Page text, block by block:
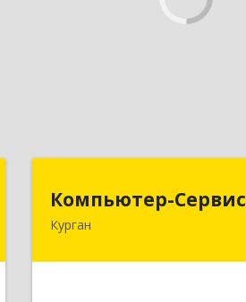
Компьютер-Сервис
Курган